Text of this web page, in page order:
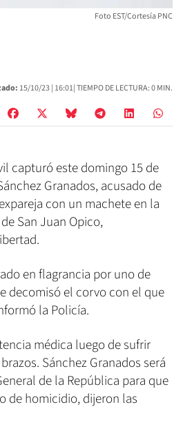
Foto EST/Cortesía PNC
15/10/23 | 16:01| TIEMPO DE LECTURA: 0 MIN.
capturó este domingo 15 de
Granados, acusado de
con un machete en la
San Juan Opico,
en flagrancia por uno de
decomisó el corvo con el que
la Policía.
médica luego de sufrir
Sánchez Granados será
de la República para que
de homicidio, dijeron las